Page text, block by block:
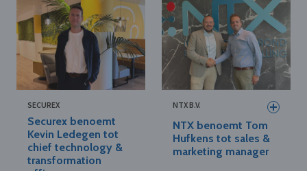
SECUREX
Securex benoemt
Kevin Ledegen tot
chief technology &
transformation
NTX B.V.
NTX benoemt Tom
Hufkens tot sales &
marketing manager